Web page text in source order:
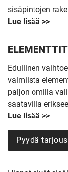
sisäpintojen
Lue lisää >>
Edullinen
valmiista
paljon omilla
saatavilla
Lue lisää >>
Pyydä tarjous